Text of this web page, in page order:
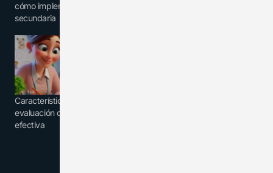
cómo implementarlo en
secundaria
Características de una
evaluación diagnóstica
efectiva